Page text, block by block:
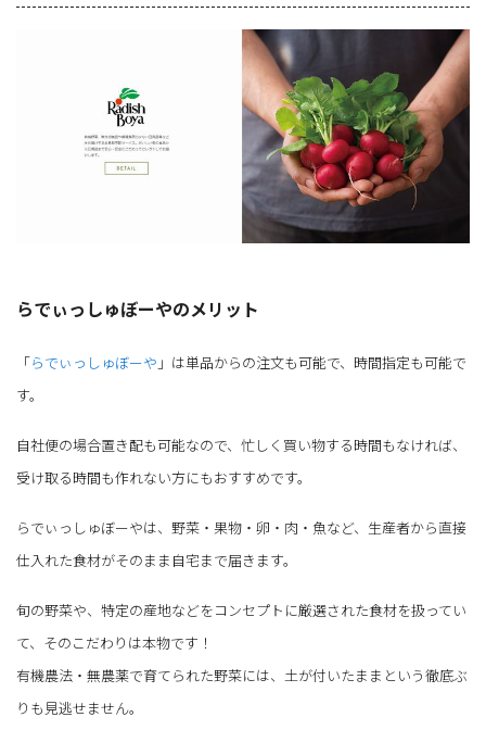
らでぃっしゅぼーやのメリット
「らでぃっしゅぼーや 」は単品からの注文も可能で、時間指定も可能で
す。
自社便の場合置き配も可能なので、忙しく買い物する時間もなければ、
受け取る時間も作れない方にもおすすめです。
らでぃっしゅぼーやは、野菜・果物・卵・肉・魚など、生産者から直接
仕入れた食材がそのまま自宅まで届きます。
旬の野菜や、特定の産地などをコンセプトに厳選された食材を扱ってい
て、そのこだわりは本物です！
有機農法・無農薬で育てられた野菜には、土が付いたままという徹底ぶ
りも見逃せません。